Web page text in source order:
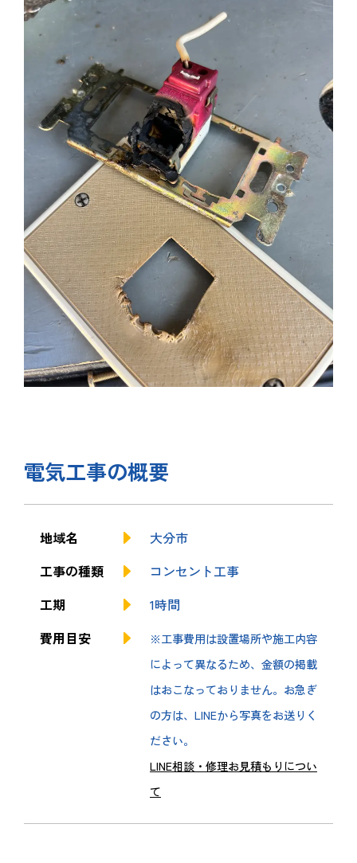
電気工事の概要
地域名
大分市
工事の種類
コンセント工事
工期
1時間
費用目安
※工事費用は設置場所や施工内容
によって異なるため、金額の掲載
はおこなっておりません。お急ぎ
の方は、LINEから写真をお送りく
ださい。
LINE相談・修理お見積もりについ
て